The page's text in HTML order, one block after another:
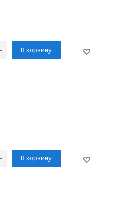
В корзину
В корзину